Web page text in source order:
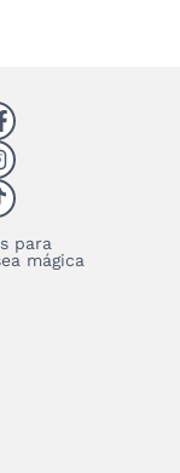
para
mágica